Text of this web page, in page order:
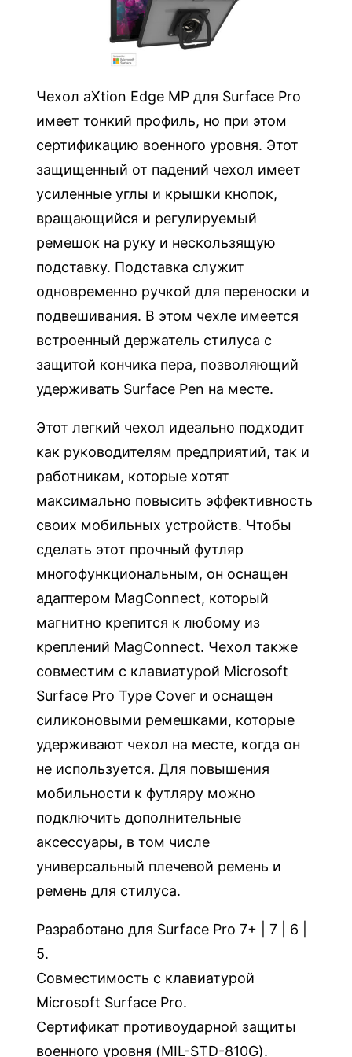
g
e
M
P
д
л
я
f
a
r
o
7
+
Чехол aXtion Edge MP для Surface Pro
имеет тонкий профиль, но при этом
сертификацию военного уровня. Этот
защищенный от падений чехол имеет
усиленные углы и крышки кнопок,
вращающийся и регулируемый
ремешок на руку и нескользящую
подставку. Подставка служит
одновременно ручкой для переноски и
подвешивания. В этом чехле имеется
встроенный держатель стилуса с
защитой кончика пера, позволяющий
удерживать Surface Pen на месте.
Этот легкий чехол идеально подходит
как руководителям предприятий, так и
работникам, которые хотят
максимально повысить эффективность
своих мобильных устройств. Чтобы
сделать этот прочный футляр
многофункциональным, он оснащен
адаптером MagConnect, который
магнитно крепится к любому из
креплений MagConnect. Чехол также
совместим с клавиатурой Microsoft
Surface Pro Type Cover и оснащен
силиконовыми ремешками, которые
удерживают чехол на месте, когда он
не используется. Для повышения
мобильности к футляру можно
подключить дополнительные
аксессуары, в том числе
универсальный плечевой ремень и
ремень для стилуса.
Разработано для Surface Pro 7+ | 7 | 6 |
5.
Совместимость с клавиатурой
Microsoft Surface Pro.
Сертификат противоударной защиты
военного уровня (MIL-STD-810G).